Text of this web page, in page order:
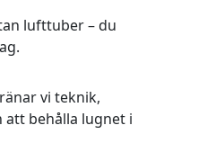
lufttuber – du
vi teknik,
behålla lugnet i